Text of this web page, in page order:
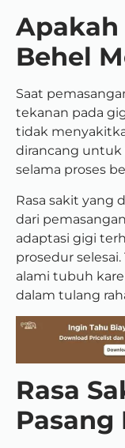
Apakah
Behel
Saat
tekanan pada
tidak
dirancang
selama proses
Rasa sakit yang
dari
adaptasi gigi
prosedur
alami tubuh
dalam tulang
Rasa
Pasang